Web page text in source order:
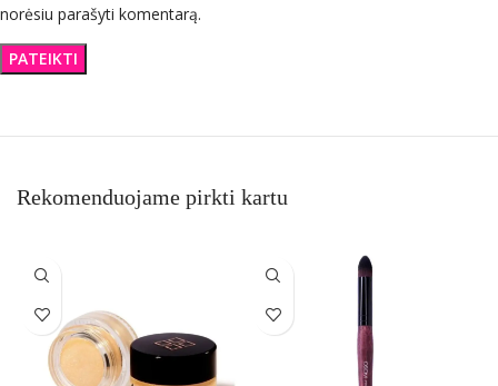
norėsiu parašyti komentarą.
Rekomenduojame pirkti kartu